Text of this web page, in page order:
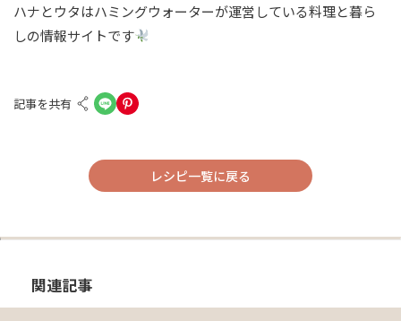
ハナとウタはハミングウォーターが運営している料理と暮ら
しの情報サイトです
記事を共有
レシピ一覧に戻る
関連記事